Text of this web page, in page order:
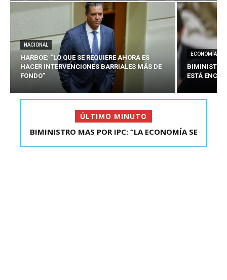
NACIONAL
HARBOE: “LO QUE SE REQUIERE AHORA ES
HACER INTERVENCIONES BARRIALES MÁS DE
FONDO”
ECONOMÍA
BIMINISTRO
ESTÁ
ÚLTIMO MINUTO
KAST SE REUNIÓ CON EL PRESIDENTE ELECTO DE
BIMINISTRO MAS POR IPC: “LA ECONOMÍA SE